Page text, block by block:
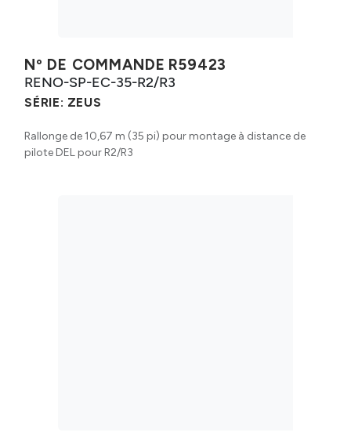
Nº DE COMMANDE R59423
RENO-SP-EC-35-R2/R3
SÉRIE: ZEUS
Rallonge de 10,67 m (35 pi) pour montage à distance de
pilote DEL pour R2/R3